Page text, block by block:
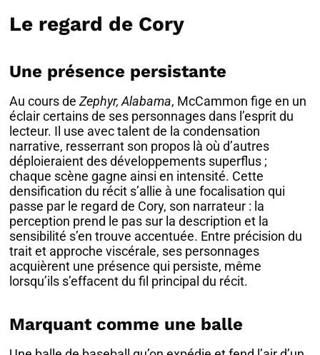
Le regard de Cory
Une présence persistante
Au cours deZephyr, Alabama, McCammon fige en un
éclair certains de ses personnages dans l’esprit du
lecteur. Il use avec talent de la condensation
narrative, resserrant son propos là où d’autres
déploieraient des développements superflus ;
chaque scène gagne ainsi en intensité. Cette
densification du récit s’allie à une focalisation qui
passe par le regard de Cory, son narrateur : la
perception prend le pas sur la description et la
sensibilité s’en trouve accentuée. Entre précision du
trait et approche viscérale, ses personnages
acquièrent une présence qui persiste, même
lorsqu’ils s’effacent du fil principal du récit.
Marquant comme une balle